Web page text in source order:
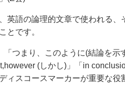
英語の論理的文章で使われる、
とです。
つまり、このように(結論を示
(しかし)」「in
ィスコースマーカーが重要な役